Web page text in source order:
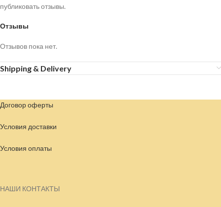
Отзывы
Отзывов пока нет.
публиковать отзывы.
Shipping & Delivery
Договор оферты
Условия доставки
Условия оплаты
НАШИ КОНТАКТЫ